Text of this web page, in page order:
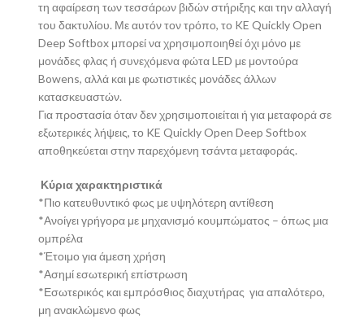
τη αφαίρεση των τεσσάρων βιδών στήριξης και την αλλαγή
του δακτυλίου. Με αυτόν τον τρόπο, το KE Quickly Open
Deep Softbox μπορεί να χρησιμοποιηθεί όχι μόνο με
μονάδες φλας ή συνεχόμενα φώτα LED με μοντούρα
Bowens, αλλά και με φωτιστικές μονάδες άλλων
κατασκευαστών.
Για προστασία όταν δεν χρησιμοποιείται ή για μεταφορά σε
εξωτερικές λήψεις, το KE Quickly Open Deep Softbox
αποθηκεύεται στην παρεχόμενη τσάντα μεταφοράς.
Κύρια χαρακτηριστικά
*Πιο κατευθυντικό φως με υψηλότερη αντίθεση
*Ανοίγει γρήγορα με μηχανισμό κουμπώματος – όπως μια
ομπρέλα
*Έτοιμο για άμεση χρήση
*Ασημί εσωτερική επίστρωση
*Εσωτερικός και εμπρόσθιος διαχυτήρας για απαλότερο,
μη ανακλώμενο φως